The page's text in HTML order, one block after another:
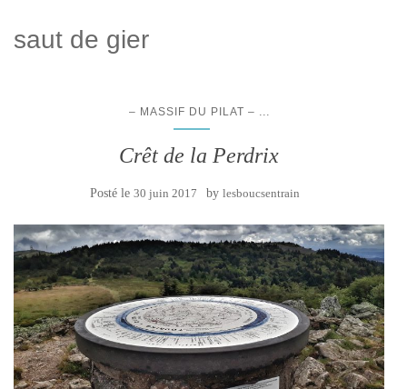
saut de gier
– MASSIF DU PILAT –
Crêt de la Perdrix
Posté le 30 juin 2017 by lesboucsentrain